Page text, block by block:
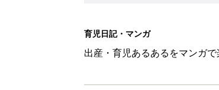
育児日記・マンガ
出産・育児あるあるをマンガで